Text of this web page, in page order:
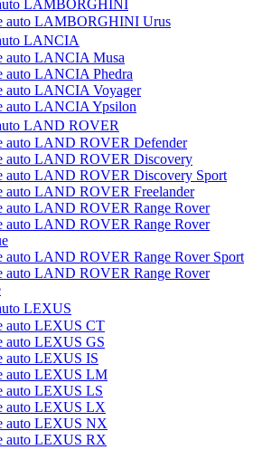
LAMBORGHINI
auto LAMBORGHINI Urus
LANCIA
auto LANCIA Musa
auto LANCIA Phedra
auto LANCIA Voyager
auto LANCIA Ypsilon
LAND ROVER
auto LAND ROVER Defender
auto LAND ROVER Discovery
auto LAND ROVER Discovery Sport
auto LAND ROVER Freelander
auto LAND ROVER Range Rover
auto LAND ROVER Range Rover
auto LAND ROVER Range Rover Sport
auto LAND ROVER Range Rover
LEXUS
auto LEXUS CT
auto LEXUS GS
auto LEXUS IS
auto LEXUS LM
auto LEXUS LS
auto LEXUS LX
auto LEXUS NX
auto LEXUS RX